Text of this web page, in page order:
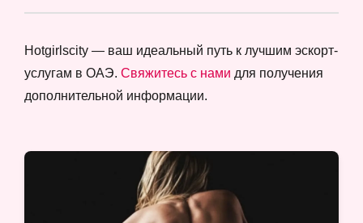
Hotgirlscity — ваш идеальный путь к лучшим эскорт-
услугам в ОАЭ. Свяжитесь с нами для получения
дополнительной информации.